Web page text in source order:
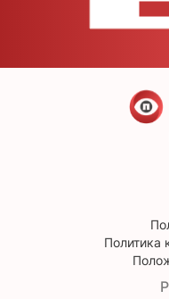
Политика